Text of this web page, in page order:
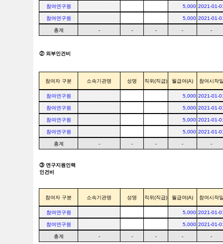
참여연구원 5,000 2021-01-
참여연구원 5,000 2021-01-
총계 - - - - -
② 외부인건비
참여자 구분 소속기관명 성명 직위(직급) 월급여(A) 참여시작
참여연구원 5,000 2021-01-
참여연구원 5,000 2021-01-
참여연구원 5,000 2021-01-
참여연구원 5,000 2021-01-
총계 - - - - -
③ 연구지원인력
인건비
참여자 구분 소속기관명 성명 직위(직급) 월급여(A) 참여시작
참여연구원 5,000 2021-01-
참여연구원 5,000 2021-01-
총계 - - - - -